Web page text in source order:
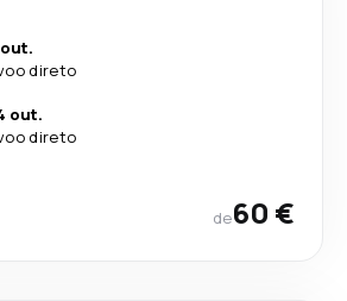
direto
out.
direto
de60 €